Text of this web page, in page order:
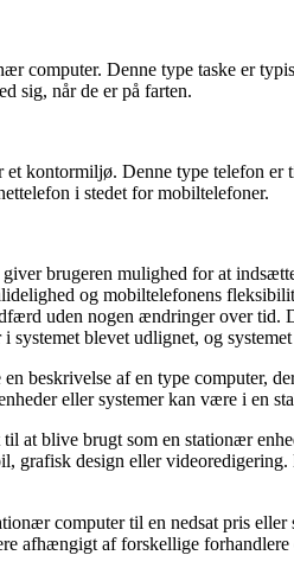
computer. Denne type taske er
sig, når de er på farten.
kontormiljø. Denne type telefon
i stedet for mobiltelefoner.
brugeren mulighed for at
og mobiltelefonens
uden nogen ændringer over
blevet udlignet, og
beskrivelse af en type computer,
eller systemer kan være i en
at blive brugt som en stationær
design eller
computer til en nedsat pris
afhængigt af forskellige